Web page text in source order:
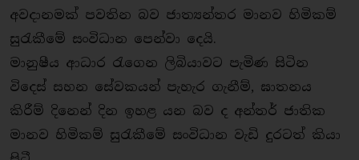
අවදානමක් පවතින බව ජාත්‍යන්තර මානව හිමිකම්
සුරැකීමේ සංවිධාන පෙන්වා දෙයි.
මානුෂීය ආධාර රැගෙන ලිබියාවට පැමිණ සිටින
විදෙස් සහන සේවකයන් පැහැර ගැනීම්, ඝාතනය
කිරීම් දිනෙන් දින ඉහළ යන බව ද අන්තර් ජාතික
මානව හිමිකම් සුරැකීමේ සංවිධාන වැඩි දුරටත් කියා